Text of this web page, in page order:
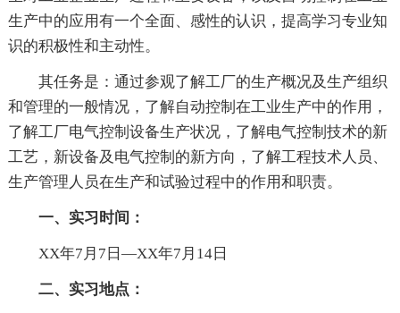
生产中的应用有一个全面、感性的认识，提高学习专业知
识的积极性和主动性。
其任务是：通过参观了解工厂的生产概况及生产组织
和管理的一般情况，了解自动控制在工业生产中的作用，
了解工厂电气控制设备生产状况，了解电气控制技术的新
工艺，新设备及电气控制的新方向，了解工程技术人员、
生产管理人员在生产和试验过程中的作用和职责。
一、实习时间：
XX年7月7日—XX年7月14日
二、实习地点：